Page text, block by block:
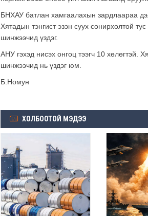
БНХАУ батлан хамгаалахын зардлаараа
Хятадын тэнгист эзэн суух сонирхолтой
шинжээчид үздэг.
АНУ гэхэд нисэх онгоц тээгч 10 хөлөгтэй.
шинжээчид нь үздэг юм.
Б.Номун
ХОЛБООТОЙ МЭДЭЭ